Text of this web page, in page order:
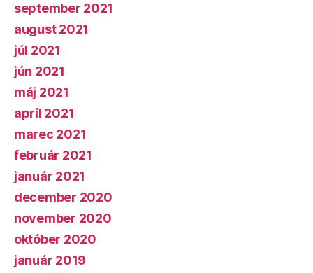
september 2021
august 2021
júl 2021
jún 2021
máj 2021
apríl 2021
marec 2021
február 2021
január 2021
december 2020
november 2020
október 2020
január 2019